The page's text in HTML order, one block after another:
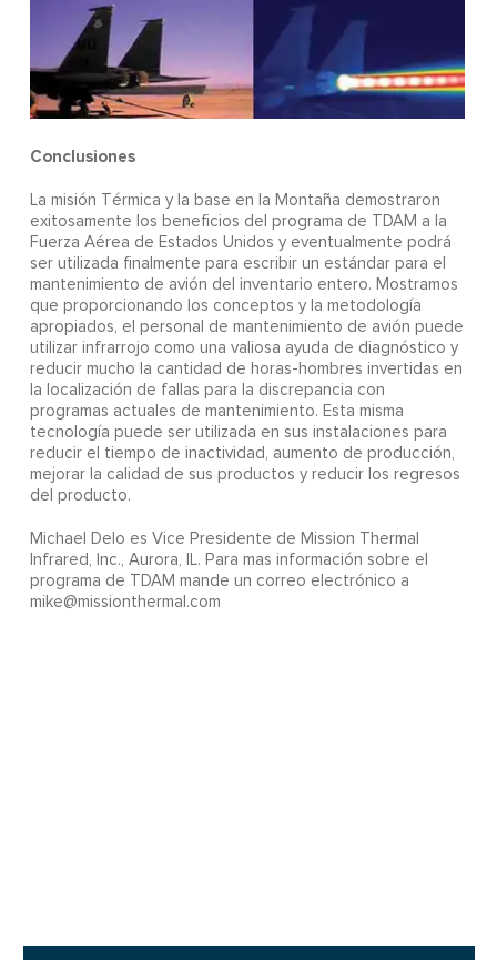
Conclusiones
La misión Térmica y la base en la Montaña demostraron
exitosamente los beneficios del programa de TDAM a la
Fuerza Aérea de Estados Unidos y eventualmente podrá
ser utilizada finalmente para escribir un estándar para el
mantenimiento de avión del inventario entero. Mostramos
que proporcionando los conceptos y la metodología
apropiados, el personal de mantenimiento de avión puede
utilizar infrarrojo como una valiosa ayuda de diagnóstico y
reducir mucho la cantidad de horas-hombres invertidas en
la localización de fallas para la discrepancia con
programas actuales de mantenimiento. Esta misma
tecnología puede ser utilizada en sus instalaciones para
reducir el tiempo de inactividad, aumento de producción,
mejorar la calidad de sus productos y reducir los regresos
del producto.
Michael Delo es Vice Presidente de Mission Thermal
Infrared, Inc., Aurora, IL. Para mas información sobre el
programa de TDAM mande un correo electrónico a
mike@missionthermal.com